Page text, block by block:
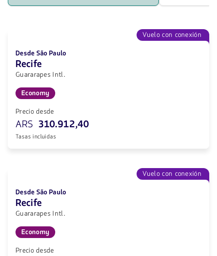
las
360312.4
Vuelo con conexión
Desde São Paulo
Recife
Guararapes Intl.
Economy
Precio desde
ARS 310.912,40
Tasas incluidas
Vuelo con conexión
Desde São Paulo
Recife
Guararapes Intl.
Economy
Precio desde